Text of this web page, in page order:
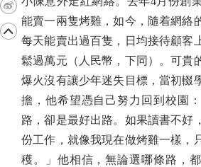
能賣一兩隻烤雞，如今，隨着網絡
每天能賣出過百隻，日均接待顧客
鬆過萬元（人民幣，下同）。可貴
爆火沒有讓少年迷失目標，當初輟
擔，他希望憑自己努力回到校園
路，卻是最好出路。如果讀書不好
份工作，就像我現在做烤雞一樣，
穫。」他相信，無論選哪條路，